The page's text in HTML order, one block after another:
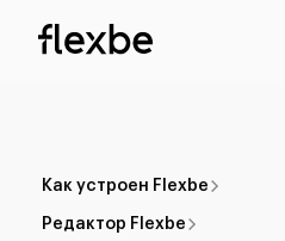
Как устроен Flexbe
Редактор Flexbe